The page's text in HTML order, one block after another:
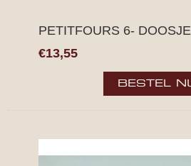
PETITFOURS 6- DOOSJE
€13,55